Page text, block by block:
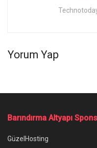
Yorum Yap
Barındırma Altyapı
GüzelHosting